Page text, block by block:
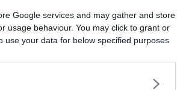
Google services and may gather and store
usage behaviour. You may click to grant or
your data for below specified purposes
Vill du bli
medlem?